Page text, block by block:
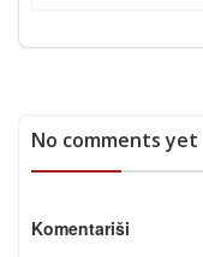
No comments yet
Komentariši